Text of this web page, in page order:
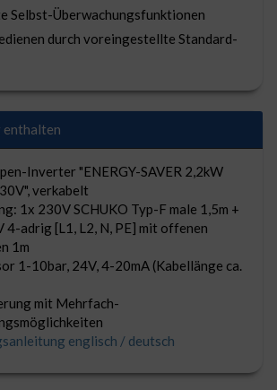
Selbst-Überwachungsfunktionen
durch voreingestellte Standard-
enthalten
Inverter "ENERGY-SAVER 2,2kW
verkabelt
1x 230V SCHUKO Typ-F male 1,5m +
4-adrig [L1, L2, N, PE] mit offenen
1m
1-10bar, 24V, 4-20mA (Kabellänge ca.
mit Mehrfach-
englisch / deutsch